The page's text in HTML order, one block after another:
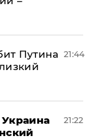
Путина 21:44
21:22